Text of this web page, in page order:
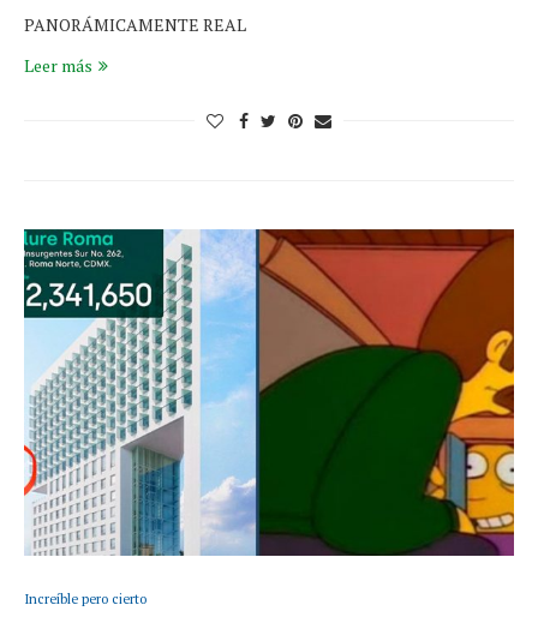
PANORÁMICAMENTE REAL
Leer más
Increíble pero cierto